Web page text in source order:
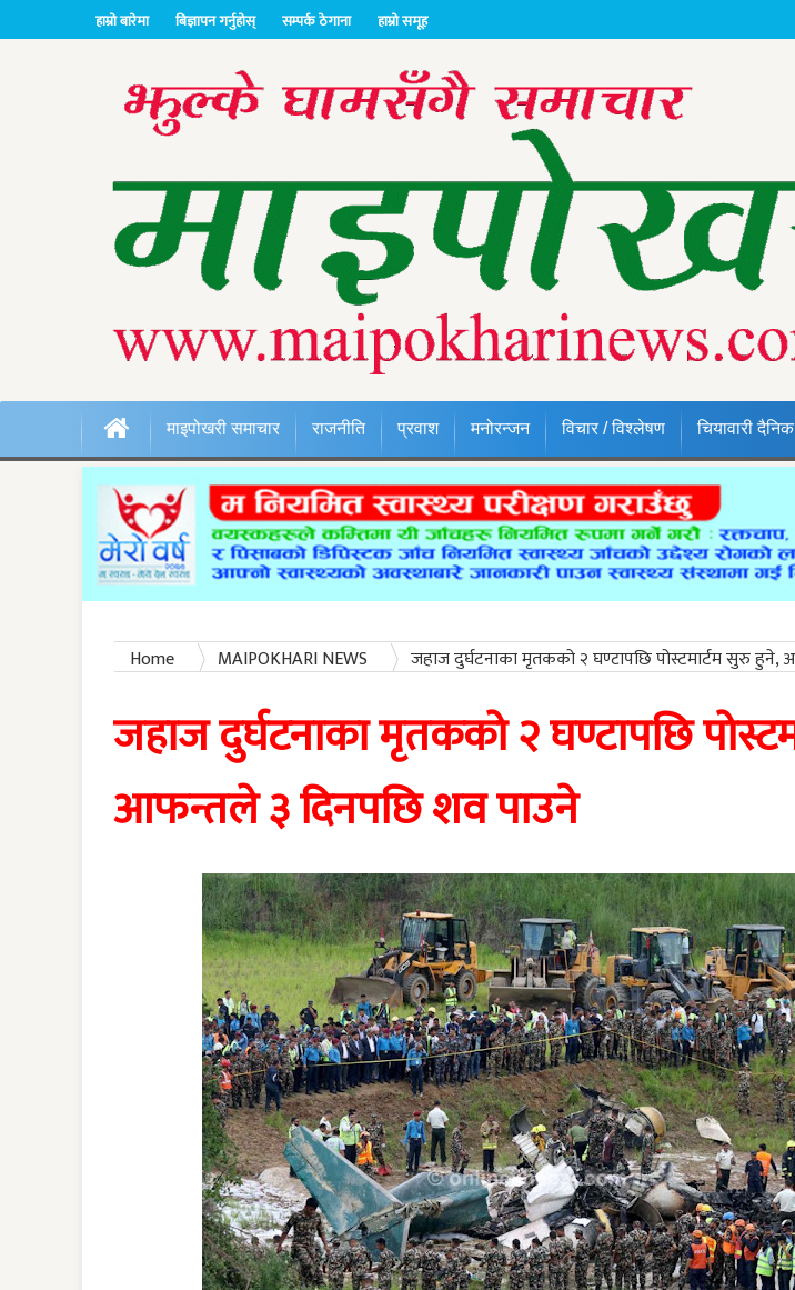
हाम्रो बारेमा बिज्ञापन गर्नुहोस् सम्पर्क ठेगाना हाम्रो समूह
माइपोखरी समाचार राजनीति प्रवाश मनोरन्जन विचार / विश्लेषण चियावारी
Home MAIPOKHARI NEWS
जहाज दुर्घटनाका मृतकको २ घण्टापछि पोस्टमार्टम सुरु
जहाज दुर्घटनाका मृतकको २ घण्टापछि
आफन्तले ३ दिनपछि शव पाउने